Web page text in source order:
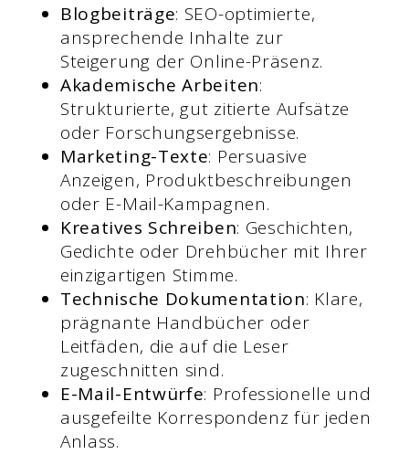
Blogbeiträge: SEO-optimierte,
ansprechende Inhalte zur
Steigerung der Online-Präsenz.
Akademische Arbeiten:
Strukturierte, gut zitierte Aufsätze
oder Forschungsergebnisse.
Marketing-Texte: Persuasive
Anzeigen, Produktbeschreibungen
oder E-Mail-Kampagnen.
Kreatives Schreiben: Geschichten,
Gedichte oder Drehbücher mit Ihrer
einzigartigen Stimme.
Technische Dokumentation: Klare,
prägnante Handbücher oder
Leitfäden, die auf die Leser
zugeschnitten sind.
E-Mail-Entwürfe: Professionelle und
ausgefeilte Korrespondenz für jeden
Anlass.